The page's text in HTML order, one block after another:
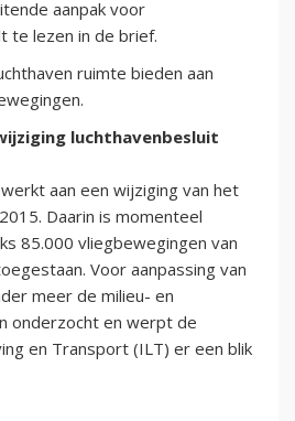
aanpak voor
te lezen in de brief.
ruimte bieden aan
luchthavenbesluit
aan een wijziging van het
Daarin is momenteel
85.000 vliegbewegingen van
Voor aanpassing van
meer de milieu- en
onderzocht en werpt de
en Transport (ILT) er een blik